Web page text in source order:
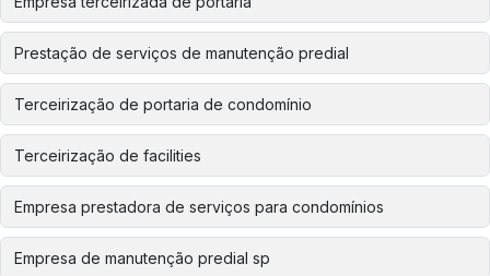
Prestação de serviços de manutenção predial
Terceirização de portaria de condomínio
Terceirização de facilities
Empresa prestadora de serviços para condomínios
Empresa de manutenção predial sp